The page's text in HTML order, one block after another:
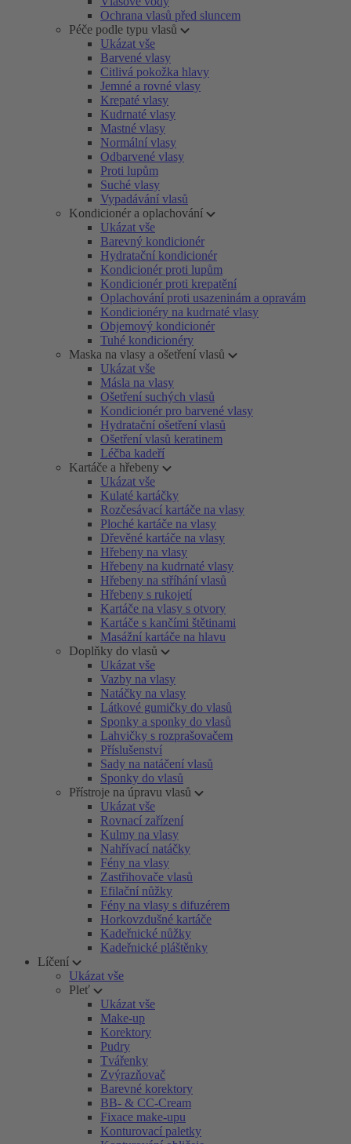
Ochrana vlasů před sluncem
Péče podle typu vlasů
Ukázat vše
Barvené vlasy
Citlivá pokožka hlavy
Jemné a rovné vlasy
Krepaté vlasy
Kudrnaté vlasy
Mastné vlasy
Normální vlasy
Odbarvené vlasy
Proti lupům
Suché vlasy
Vypadávání vlasů
Kondicionér a oplachování
Ukázat vše
Barevný kondicionér
Hydratační kondicionér
Kondicionér proti lupům
Kondicionér proti krepatění
Oplachování proti usazeninám a opravám
Kondicionéry na kudrnaté vlasy
Objemový kondicionér
Tuhé kondicionéry
Maska na vlasy a ošetření vlasů
Ukázat vše
Másla na vlasy
Ošetření suchých vlasů
Kondicionér pro barvené vlasy
Hydratační ošetření vlasů
Ošetření vlasů keratinem
Léčba kadeří
Kartáče a hřebeny
Ukázat vše
Kulaté kartáčky
Rozčesávací kartáče na vlasy
Ploché kartáče na vlasy
Dřevěné kartáče na vlasy
Hřebeny na vlasy
Hřebeny na kudrnaté vlasy
Hřebeny na stříhání vlasů
Hřebeny s rukojetí
Kartáče na vlasy s otvory
Kartáče s kančími štětinami
Masážní kartáče na hlavu
Doplňky do vlasů
Ukázat vše
Vazby na vlasy
Natáčky na vlasy
Látkové gumičky do vlasů
Sponky a sponky do vlasů
Lahvičky s rozprašovačem
Příslušenství
Sady na natáčení vlasů
Sponky do vlasů
Přístroje na úpravu vlasů
Ukázat vše
Rovnací zařízení
Kulmy na vlasy
Nahřívací natáčky
Fény na vlasy
Zastřihovače vlasů
Efilační nůžky
Fény na vlasy s difuzérem
Horkovzdušné kartáče
Kadeřnické nůžky
Kadeřnické pláštěnky
Líčení
Ukázat vše
Pleť
Ukázat vše
Make-up
Korektory
Pudry
Tvářenky
Zvýrazňovač
Barevné korektory
BB- & CC-Cream
Fixace make-upu
Konturovací paletky